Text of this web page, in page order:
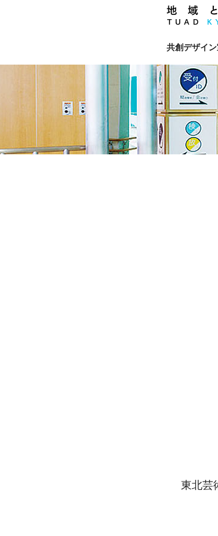
共創デザイ
東北芸